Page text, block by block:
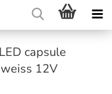
capsule
12V